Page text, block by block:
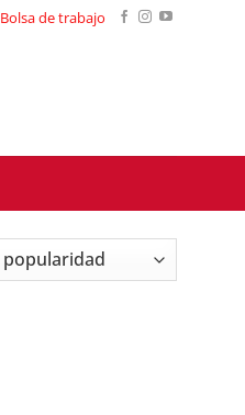
Bolsa de trabajo